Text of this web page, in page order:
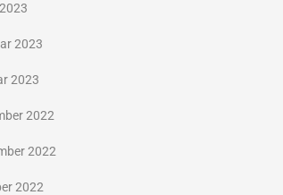
2023
2023
2022
2022
2022